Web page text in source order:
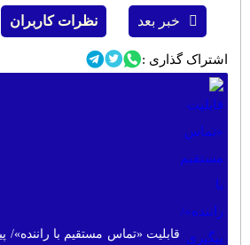
خبر بعد نظرات کاربران
اشتراک گذاری :
قابلیت «تماس مستقیم با راننده»/